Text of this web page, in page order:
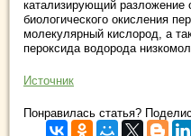
катализирующий разложение
биологического окисления
молекулярный кислород, а
пероксида водорода
Источник
Понравилась статья?